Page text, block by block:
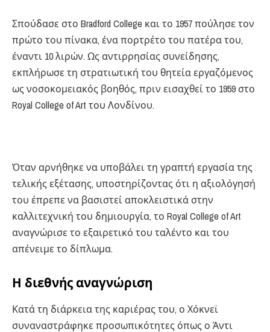
Σπούδασε στο Bradford College και το 1957 πούλησε τον
πρώτο του πίνακα, ένα πορτρέτο του πατέρα του,
έναντι 10 λιρών. Ως αντιρρησίας συνείδησης,
εκπλήρωσε τη στρατιωτική του θητεία εργαζόμενος
ως νοσοκομειακός βοηθός, πριν εισαχθεί το 1959 στο
Royal College of Art του Λονδίνου.
Όταν αρνήθηκε να υποβάλει τη γραπτή εργασία της
τελικής εξέτασης, υποστηρίζοντας ότι η αξιολόγησή
του έπρεπε να βασιστεί αποκλειστικά στην
καλλιτεχνική του δημιουργία, το Royal College of Art
αναγνώρισε το εξαιρετικό του ταλέντο και του
απένειμε το δίπλωμα.
Η διεθνής αναγνώριση
Κατά τη διάρκεια της καριέρας του, ο Χόκνεϊ
συναναστράφηκε προσωπικότητες όπως ο Άντι